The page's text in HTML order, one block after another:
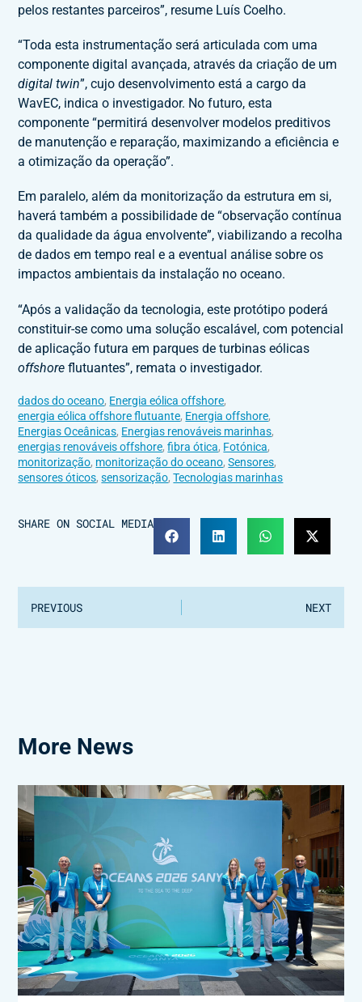
pelos restantes parceiros”, resume Luís Coelho.
“Toda esta instrumentação será articulada com uma
componente digital avançada, através da criação de um
digital twin”, cujo desenvolvimento está a cargo da
WavEC, indica o investigador. No futuro, esta
componente “permitirá desenvolver modelos preditivos
de manutenção e reparação, maximizando a eficiência e
a otimização da operação”.
Em paralelo, além da monitorização da estrutura em si,
haverá também a possibilidade de “observação contínua
da qualidade da água envolvente”, viabilizando a recolha
de dados em tempo real e a eventual análise sobre os
impactos ambientais da instalação no oceano.
“Após a validação da tecnologia, este protótipo poderá
constituir-se como uma solução escalável, com potencial
de aplicação futura em parques de turbinas eólicas
offshoreflutuantes”, remata o investigador.
dados do oceano, Energia eólica offshore,
energia eólica offshore flutuante, Energia offshore,
Energias Oceânicas, Energias renováveis marinhas,
energias renováveis offshore, fibra ótica, Fotónica,
monitorização, monitorização do oceano, Sensores,
sensores óticos, sensorização, Tecnologias marinhas
SHARE ON SOCIAL MEDIA
PREVIOUS NEXT
More News